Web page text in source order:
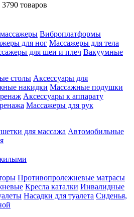
3790 товаров
Виброплатформы
для ног Массажеры для тела
для шеи и плеч Вакуумные
столы Аксессуары для
накидки Массажные подушки
Аксессуары к аппарату
Массажеры для рук
для массажа Автомобильные
Противопролежневые матрасы
Кресла каталки Инвалидные
Насадки для туалета Сиденья,